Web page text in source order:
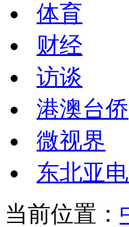
体育
财经
访谈
港澳台侨
微视界
东北亚
当前位置：